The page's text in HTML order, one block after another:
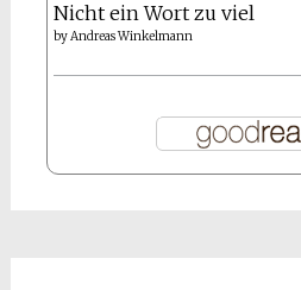
Nicht ein Wort zu viel
byAndreas Winkelmann